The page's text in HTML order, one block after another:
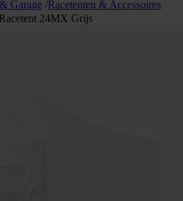
Garage /Racetenten & Accessoires
24MX Grijs